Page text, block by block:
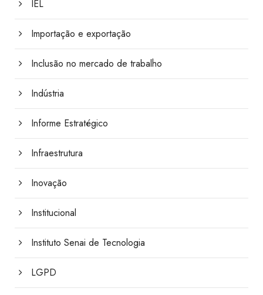
IEL
Importação e exportação
Inclusão no mercado de trabalho
Indústria
Informe Estratégico
Infraestrutura
Inovação
Institucional
Instituto Senai de Tecnologia
LGPD